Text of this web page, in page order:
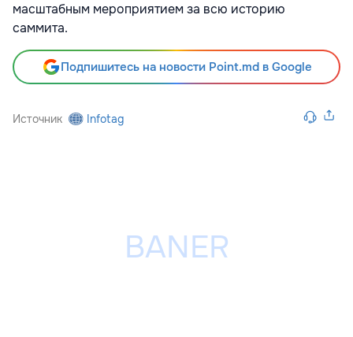
масштабным мероприятием за всю историю
саммита.
Подпишитесь на новости Point.md в Google
Источник Infotag